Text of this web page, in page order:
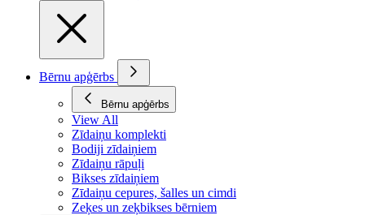
Bērnu apģērbs
Bērnu apģērbs
View All
Zīdaiņu komplekti
Bodiji zīdaiņiem
Zīdaiņu rāpuļi
Bikses zīdaiņiem
Zīdaiņu cepures, šalles un cimdi
Zeķes un zeķbikses bērniem